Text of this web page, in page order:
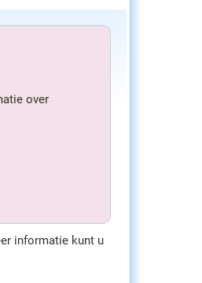
over
informatie kunt u